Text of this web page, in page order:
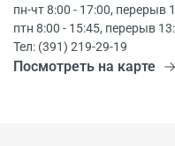
пн-чт 8:00 - 17:00, перерыв
птн 8:00 - 15:45, перерыв
Тел: (391) 219-29-19
Посмотреть на карте